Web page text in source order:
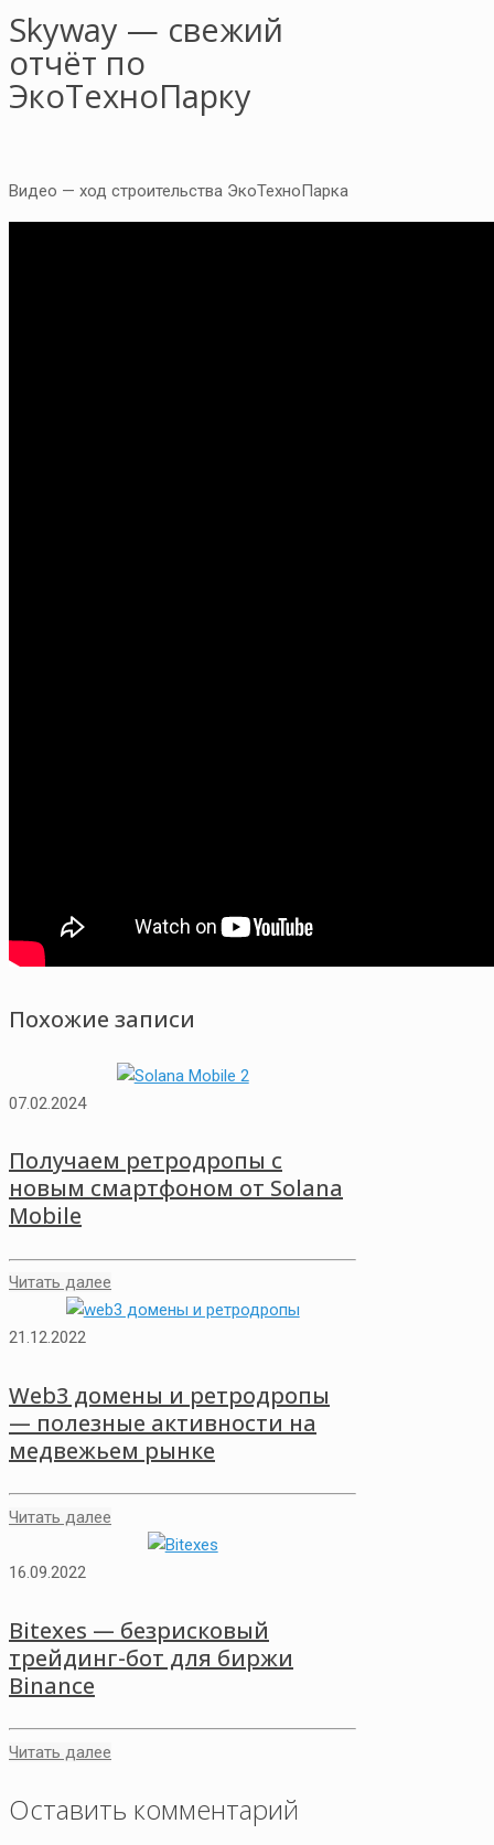
Skyway — свежий
отчёт по
ЭкоТехноПарку
Видео — ход строительства ЭкоТехноПарка
Похожие записи
07.02.2024
Получаем ретродропы с
новым смартфоном от Solana
Mobile
Читать далее
21.12.2022
Web3 домены и ретродропы
— полезные активности на
медвежьем рынке
Читать далее
16.09.2022
Bitexes — безрисковый
трейдинг-бот для биржи
Binance
Читать далее
Оставить комментарий